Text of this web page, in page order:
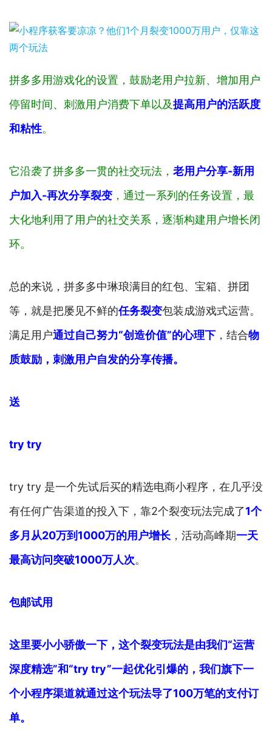
拼多多用游戏化的设置，鼓励老用户拉新、增加用户
停留时间、刺激用户消费下单以及提高用户的活跃度
和粘性。
它沿袭了拼多多一贯的社交玩法， 老用户分享-新用
户加入-再次分享裂变 ，通过一系列的任务设置，最
大化地利用了用户的社交关系，逐渐构建用户增长闭
环。
总的来说，拼多多中琳琅满目的红包、宝箱、拼团
等，就是把屡见不鲜的任务裂变包装成游戏式运营。
满足用户通过自己努力“创造价值”的心理下 ，结合物
质鼓励，刺激用户自发的分享传播。
送
try try
try try 是一个先试后买的精选电商小程序，在几乎没
有任何广告渠道的投入下，靠2个裂变玩法完成了1个
多月 从20万到1000万的用户增长 ，活动高峰期一天
最高访问突破1000万人次。
包邮试用
这里要小小骄傲一下，这个裂变玩法是由我们“运营
深度精选”和“try try”一起优化引爆的，我们旗下一
个小程序渠道就通过这个玩法导了100万笔的支付订
单。